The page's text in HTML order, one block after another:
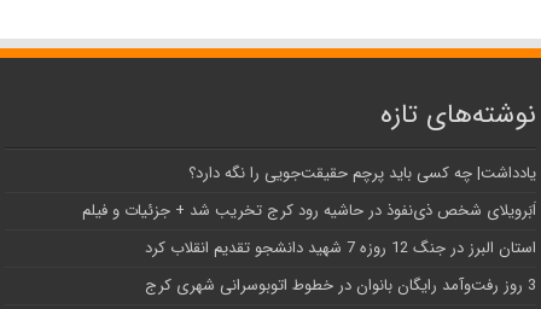
نوشته‌های تازه
یادداشت| ‌چه کسی باید پرچم حقیقت‌جویی را نگه دارد؟
اَبَر‌ویلای شخص ذی‌نفوذ در حاشیه‌ رود کرج تخریب شد + جزئیات و فیلم
استان البرز در جنگ 12 روزه 7 شهید دانشجو تقدیم انقلاب کرد
3 روز رفت‌وآمد رایگان بانوان در خطوط اتوبوسرانی شهری کرج